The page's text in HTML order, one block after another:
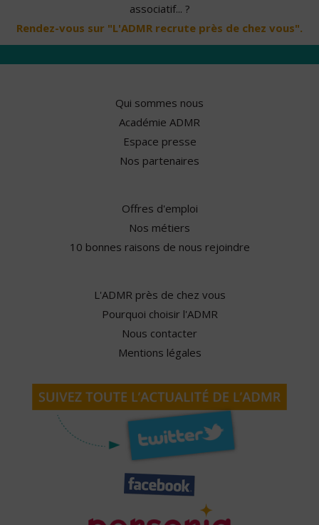
associatif... ?
Rendez-vous sur "L'ADMR recrute près de chez vous".
Qui sommes nous
Académie ADMR
Espace presse
Nos partenaires
Offres d'emploi
Nos métiers
10 bonnes raisons de nous rejoindre
L'ADMR près de chez vous
Pourquoi choisir l'ADMR
Nous contacter
Mentions légales